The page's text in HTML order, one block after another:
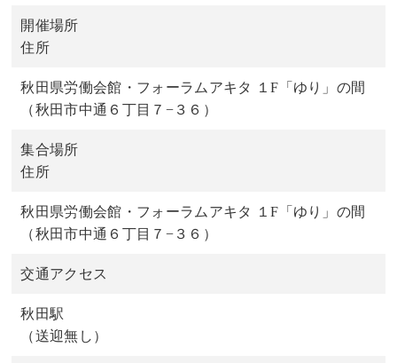
開催場所
住所
秋田県労働会館・フォーラムアキタ １F「ゆり」の間
（秋田市中通６丁目７−３６）
集合場所
住所
秋田県労働会館・フォーラムアキタ １F「ゆり」の間
（秋田市中通６丁目７−３６）
交通アクセス
秋田駅
（送迎無し）